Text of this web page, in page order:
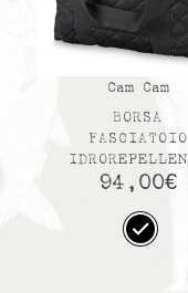
Cam Cam
BORSA
FASCIATOIO
94,00€